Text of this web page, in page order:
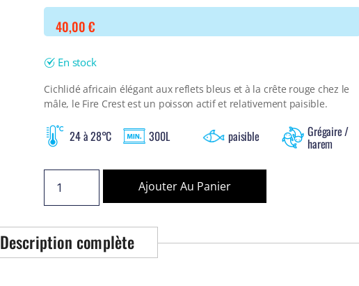
40,00€
En stock
Cichlidé africain élégant aux reflets bleus et à la crête rouge chez le
mâle, le Fire Crest est un poisson actif et relativement paisible.
24 à 28°C 300L paisible Grégaire /
harem
Ajouter Au Panier
Description complète